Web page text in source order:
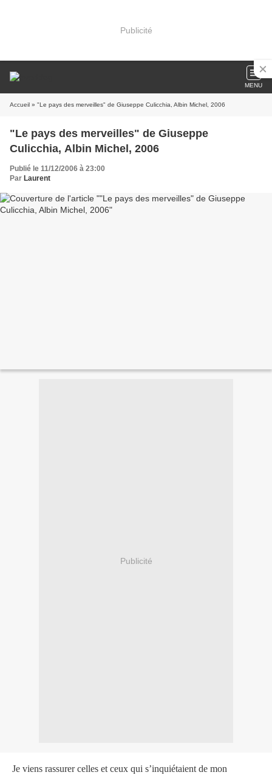
Publicité
MENU
Accueil » "Le pays des merveilles" de Giuseppe Culicchia, Albin Michel, 2006
"Le pays des merveilles" de Giuseppe
Culicchia, Albin Michel, 2006
Publié le 11/12/2006 à 23:00
Par Laurent
Publicité
Je viens rassurer celles et ceux qui s’inquiétaient de mon